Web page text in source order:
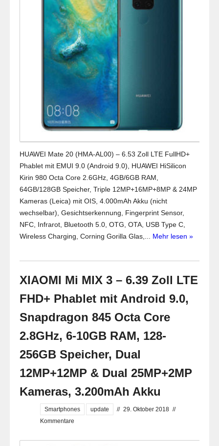
HUAWEI Mate 20 (HMA-AL00) – 6.53 Zoll LTE FullHD+
Phablet mit EMUI 9.0 (Android 9.0), HUAWEI HiSilicon
Kirin 980 Octa Core 2.6GHz, 4GB/6GB RAM,
64GB/128GB Speicher, Triple 12MP+16MP+8MP & 24MP
Kameras (Leica) mit OIS, 4.000mAh Akku (nicht
wechselbar), Gesichtserkennung, Fingerprint Sensor,
NFC, Infrarot, Bluetooth 5.0, OTG, OTA, USB Type C,
Wireless Charging, Corning Gorilla Glas,... Mehr lesen »
XIAOMI Mi MIX 3 – 6.39 Zoll LTE
FHD+ Phablet mit Android 9.0,
Snapdragon 845 Octa Core
2.8GHz, 6-10GB RAM, 128-
256GB Speicher, Dual
12MP+12MP & Dual 25MP+2MP
Kameras, 3.200mAh Akku
Smartphones update // 29. Oktober 2018 //
Kommentare